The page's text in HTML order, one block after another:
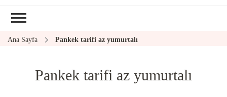
Ana Sayfa Pankek tarifi az yumurtalı
Pankek tarifi az yumurtalı